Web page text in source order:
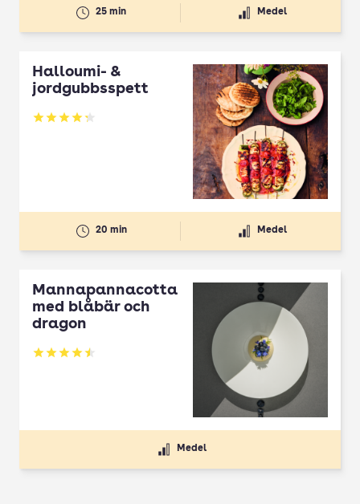
25 min Medel
Halloumi- &
jordgubbsspett
Betyg: 4.3 av 5
20 min Medel
Mannapannacotta
med blåbär och
dragon
Betyg: 4.5 av 5
Medel